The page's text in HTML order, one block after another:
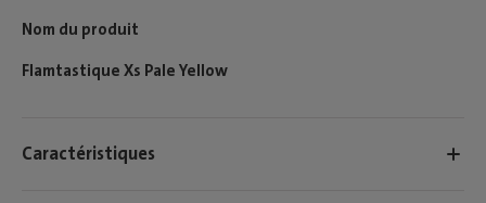
Nom du produit
Flamtastique Xs Pale Yellow
Caractéristiques